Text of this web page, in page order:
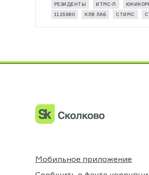
РЕЗИДЕНТЫ ИТМС-П
1125980
КЛВ ЛАБ СТИМС
Мобильное приложение